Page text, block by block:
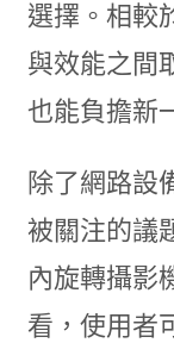
選擇。相較
與效能之間
也能負擔新
除了網路設
被關注的議
內旋轉攝影
看，使用者